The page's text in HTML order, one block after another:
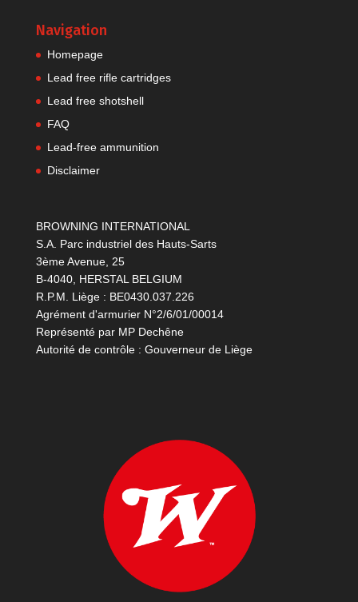
Navigation
Homepage
Lead free rifle cartridges
Lead free shotshell
FAQ
Lead-free ammunition
Disclaimer
BROWNING INTERNATIONAL
S.A. Parc industriel des Hauts-Sarts
3ème Avenue, 25
B-4040, HERSTAL BELGIUM
R.P.M. Liège : BE0430.037.226
Agrément d'armurier N°2/6/01/00014
Représenté par MP Dechêne
Autorité de contrôle : Gouverneur de Liège